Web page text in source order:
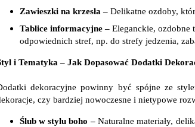
Zawieszki na krzesła –Delikatne ozdoby,
Tablice informacyjne –Eleganckie, ozdobne
odpowiednich stref, np. do strefy jedzenia,
i Tematyka – Jak Dopasować Dodatki
dekoracyjne powinny być spójne ze
czy bardziej nowoczesne i nietypowe
Ślub w stylu boho –Naturalne materiały,